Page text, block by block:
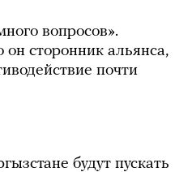
вопросов».
сторонник альянса,
почти
будут пускать